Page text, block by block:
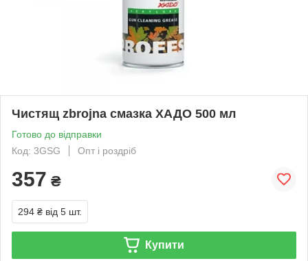
Чистящ zbrojna смазка ХАДО 500 мл
Готово до відправки
Код: 3GSG
Опт і роздріб
357 ₴
294 ₴ від 5 шт.
Купити